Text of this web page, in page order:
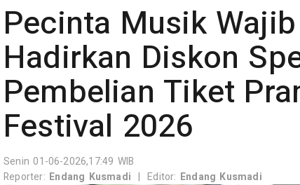
Pecinta Musik
Hadirkan Diskon
Pembelian Tiket
Festival 2026
Senin 01-06-2026,17:49 WIB
Reporter: Endang Kusmadi | Editor: Endang Kusmadi